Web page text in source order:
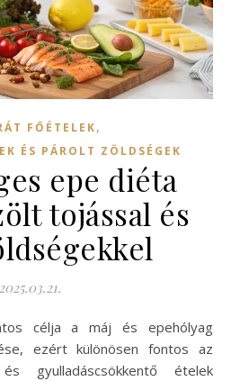
FŐÉTELEK,
ÉS PÁROLT ZÖLDSÉGEK
epe diéta
tojással és
2025.03.21.
ezért különösen fontos az
gyulladáscsökkentő ételek